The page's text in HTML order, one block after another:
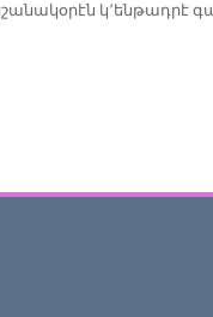
կ՚ենթադրէ